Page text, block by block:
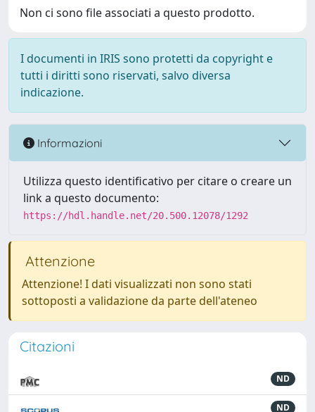
Non ci sono file associati a questo prodotto.
I documenti in IRIS sono protetti da copyright e
tutti i diritti sono riservati, salvo diversa
indicazione.
Informazioni
Utilizza questo identificativo per citare o creare un
link a questo documento:
https://hdl.handle.net/20.500.12078/1292
Attenzione
Attenzione! I dati visualizzati non sono stati
sottoposti a validazione da parte dell'ateneo
Citazioni
ND
ND